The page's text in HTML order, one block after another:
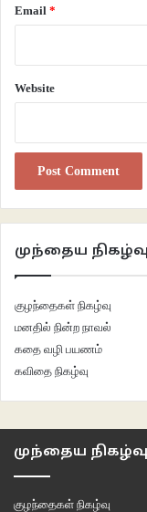
மகிழ்ச்சியை 71வது
ஓய்வு பெற்ற பின்பும்
ஆச்சரியம் இல்லை. இந்த
பின்பு தான் கோலிக்கு
ஆனதே.. “ஒரு காதல் என்ன
****
இணைய இதழ் 45
Email *
Website
முந்தைய
குழந்தைகள் நிகழ்வு
மனதில் நின்ற நாவல்
கதை வழி பயணம்
கவிதை நிகழ்வு
முந்தைய
குழந்தைகள் நிகழ்வு